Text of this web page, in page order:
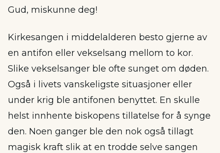
Gud, miskunne deg!
Kirkesangen i middelalderen besto gjerne av
en antifon eller vekselsang mellom to kor.
Slike vekselsanger ble ofte sunget om døden.
Også i livets vanskeligste situasjoner eller
under krig ble antifonen benyttet. En skulle
helst innhente biskopens tillatelse for å synge
den. Noen ganger ble den nok også tillagt
magisk kraft slik at en trodde selve sangen